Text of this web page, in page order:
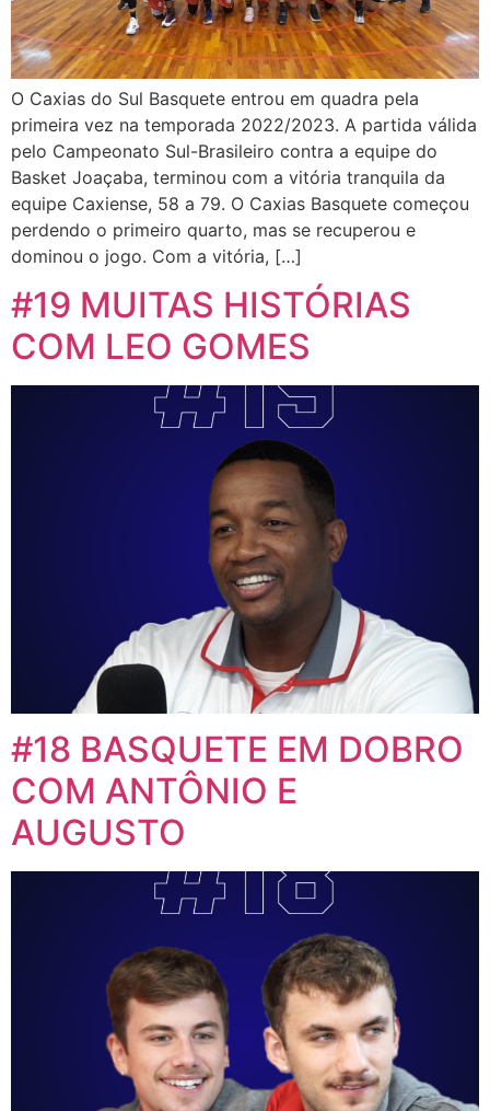
O Caxias do Sul Basquete entrou em quadra pela
primeira vez na temporada 2022/2023. A partida válida
pelo Campeonato Sul-Brasileiro contra a equipe do
Basket Joaçaba, terminou com a vitória tranquila da
equipe Caxiense, 58 a 79. O Caxias Basquete começou
perdendo o primeiro quarto, mas se recuperou e
dominou o jogo. Com a vitória, […]
#19 MUITAS HISTÓRIAS
COM LEO GOMES
#18 BASQUETE EM DOBRO
COM ANTÔNIO E
AUGUSTO